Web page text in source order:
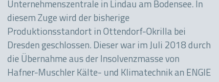
Unternehmenszentrale in Lindau am Bodensee. In
diesem Zuge wird der bisherige
Produktionsstandort in Ottendorf-Okrilla bei
Dresden geschlossen. Dieser war im Juli 2018 durch
die Übernahme aus der Insolvenzmasse von
Hafner-Muschler Kälte- und Klimatechnik an ENGIE